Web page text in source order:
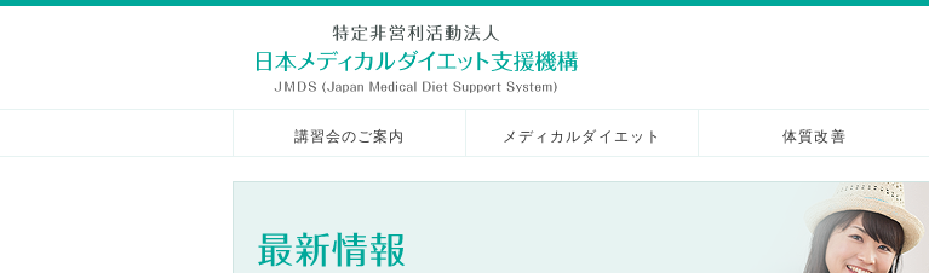
講習会のご案内 メディカルダイエット 体質改善